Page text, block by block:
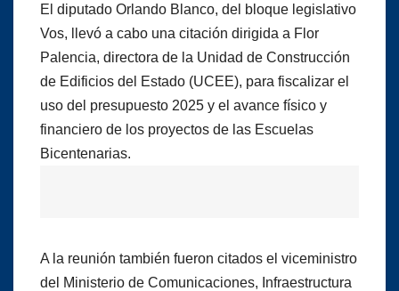
El diputado Orlando Blanco, del bloque legislativo
Vos, llevó a cabo una citación dirigida a Flor
Palencia, directora de la Unidad de Construcción
de Edificios del Estado (UCEE), para fiscalizar el
uso del presupuesto 2025 y el avance físico y
financiero de los proyectos de las Escuelas
Bicentenarias.
A la reunión también fueron citados el viceministro
del Ministerio de Comunicaciones, Infraestructura